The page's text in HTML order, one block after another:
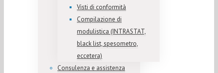
Visti di conformità
Compilazione di
modulistica (INTRASTAT,
black list, spesometro,
eccetera)
Consulenza e assistenza